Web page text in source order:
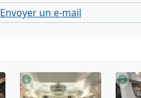
Envoyer un e-mail